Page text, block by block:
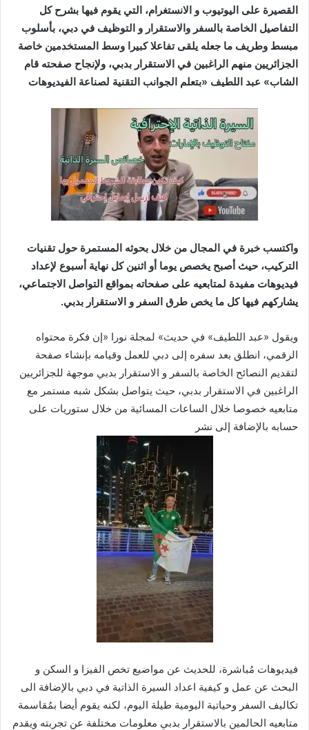
القصيرة على اليوتيوب و الانستغرام، التي يقوم فيها بشرح كل
التفاصيل الخاصة بالسفر والاستقرار و التوظيف في دبي، بأسلوب
مبسط وطريف ما جعله يلقى تفاعلا كبيرا وسط المستخدمين خاصة
الجزائريين منهم الراغبين في الاستقرار بدبي، ولإنجاح صفحته قام
الشاب» عبد اللطيف «بتعلم الجوانب التقنية لصناعة الفيديوهات
واكتسب خبرة في المجال من خلال بحوثه المستمرة حول تقنيات
التركيب، حيث أصبح يخصص يوما أو اثنين كل نهاية أسبوع لإعداد
فيديوهات مفيدة لمتابعيه على صفحاته بمواقع التواصل الاجتماعي،
يشاركهم فيها كل ما يخص طرق السفر و الاستقرار بدبي.
ويقول «عبد اللطيف» في حديث» لمجلة نورا «إن فكرة محتواه
الرقمي، انطلق بعد سفره إلى دبي للعمل وقيامه بإنشاء صفحة
لتقديم النصائح الخاصة بالسفر و الاستقرار بدبي موجهة للجزائريين
الراغبين في الاستقرار بدبي، حيث يتواصل بشكل شبه مستمر مع
متابعيه خصوصا خلال الساعات المسائية من خلال ستوريات على
حسابه بالإضافة إلى نشر
فيديوهات مُباشرة، للحديث عن مواضيع تخص الفيزا و السكن و
البحث عن عمل و كيفية اعداد السيرة الذاتية في دبي بالإضافة الى
تكاليف السفر وحياتية اليومية طيلة اليوم، لكنه يقوم أيضا بمُقاسمة
متابعيه الحالمين بالاستقرار بدبي معلومات مختلفة عن تجربته ويقدم